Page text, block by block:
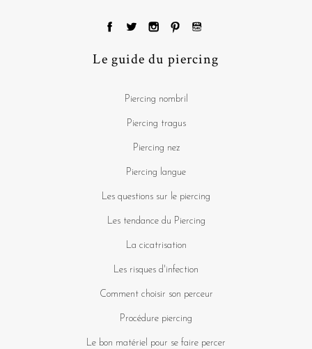
Le guide du piercing
Piercing nombril
Piercing tragus
Piercing nez
Piercing langue
Les questions sur le piercing
Les tendance du Piercing
La cicatrisation
Les risques d'infection
Comment choisir son perceur
Procédure piercing
Le bon matériel pour se faire percer